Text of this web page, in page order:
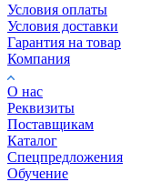
Условия оплаты
Условия доставки
Гарантия на товар
Компания
О нас
Реквизиты
Поставщикам
Каталог
Спецпредложения
Обучение